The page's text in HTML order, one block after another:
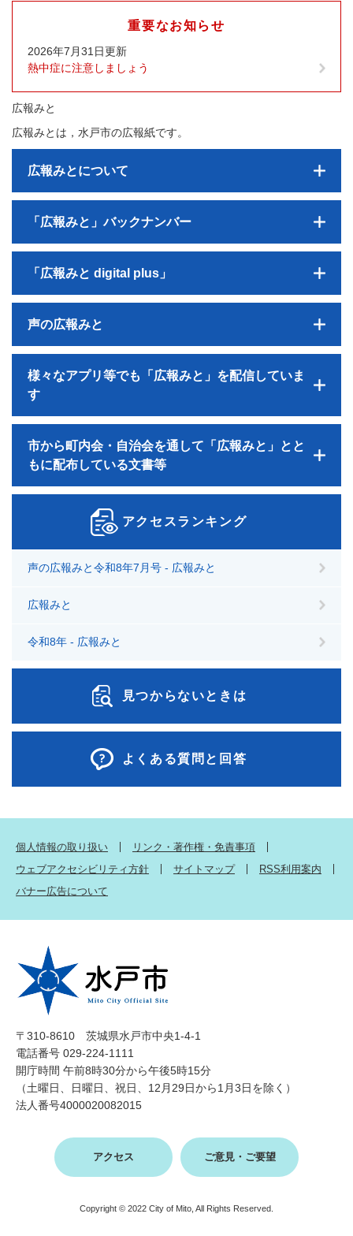
重要なお知らせ
2026年7月31日更新
熱中症に注意しましょう
広報みと
広報みとは，水戸市の広報紙です。
広報みとについて
「広報みと」バックナンバー
「広報みと digital plus」
声の広報みと
様々なアプリ等でも「広報みと」を配信していま
す
市から町内会・自治会を通して「広報みと」とと
もに配布している文書等
アクセスランキング
声の広報みと令和8年7月号 - 広報みと
広報みと
令和8年 - 広報みと
見つからないときは
よくある質問と回答
個人情報の取り扱い
リンク・著作権・免責事項
ウェブアクセシビリティ方針
サイトマップ
RSS利用案内
バナー広告について
〒310-8610 茨城県水戸市中央1-4-1
電話番号 029-224-1111
開庁時間 午前8時30分から午後5時15分
（土曜日、日曜日、祝日、12月29日から1月3日を除く）
法人番号4000020082015
アクセス ご意見・ご要望
Copyright © 2022 City of Mito, All Rights Reserved.